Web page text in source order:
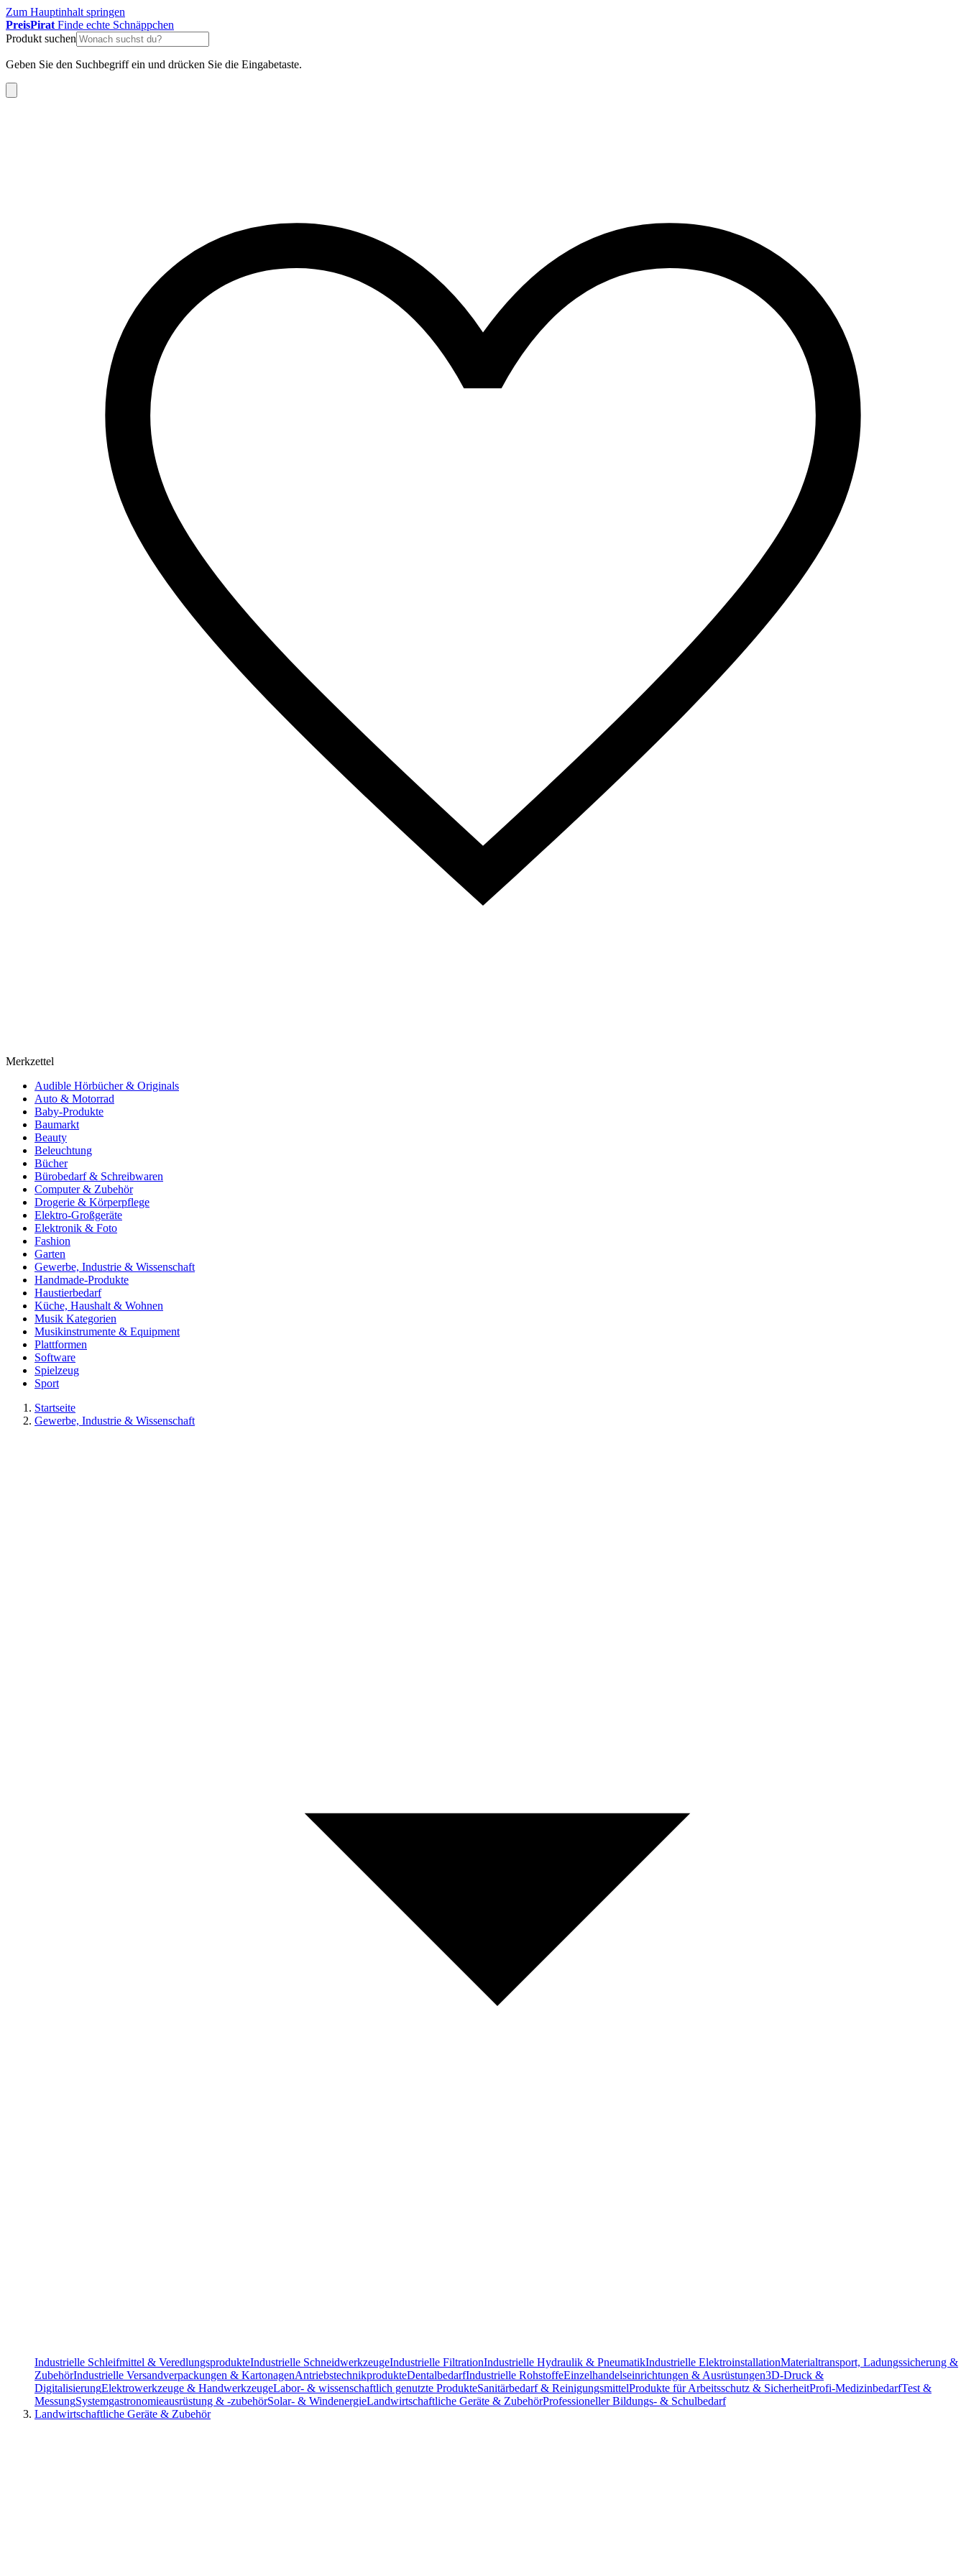
Zum Hauptinhalt springen
PreisPirat Finde echte Schnäppchen
Produkt suchen
Geben Sie den Suchbegriff ein und drücken Sie die Eingabetaste.
Merkzettel
Audible Hörbücher & Originals
Auto & Motorrad
Baby-Produkte
Baumarkt
Beauty
Beleuchtung
Bücher
Bürobedarf & Schreibwaren
Computer & Zubehör
Drogerie & Körperpflege
Elektro-Großgeräte
Elektronik & Foto
Fashion
Garten
Gewerbe, Industrie & Wissenschaft
Handmade-Produkte
Haustierbedarf
Küche, Haushalt & Wohnen
Musik Kategorien
Musikinstrumente & Equipment
Plattformen
Software
Spielzeug
Sport
Startseite
Gewerbe, Industrie & Wissenschaft
Industrielle Schleifmittel & VeredlungsprodukteIndustrielle SchneidwerkzeugeIndustrielle FiltrationIndustrielle Hydraulik & PneumatikIndustrielle ElektroinstallationMaterialtransport, Ladungssicherung &
ZubehörIndustrielle Versandverpackungen & KartonagenAntriebstechnikprodukteDentalbedarfIndustrielle RohstoffeEinzelhandelseinrichtungen & Ausrüstungen3D-Druck &
DigitalisierungElektrowerkzeuge & HandwerkzeugeLabor- & wissenschaftlich genutzte ProdukteSanitärbedarf & ReinigungsmittelProdukte für Arbeitsschutz & SicherheitProfi-MedizinbedarfTest &
MessungSystemgastronomieausrüstung & -zubehörSolar- & WindenergieLandwirtschaftliche Geräte & ZubehörProfessioneller Bildungs- & Schulbedarf
Landwirtschaftliche Geräte & Zubehör